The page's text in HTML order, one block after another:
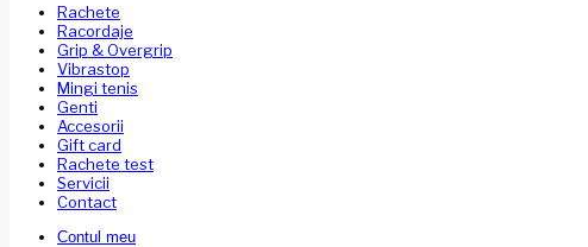
Rachete
Racordaje
Grip & Overgrip
Vibrastop
Mingi tenis
Genti
Accesorii
Gift card
Rachete test
Servicii
Contact
Contul meu